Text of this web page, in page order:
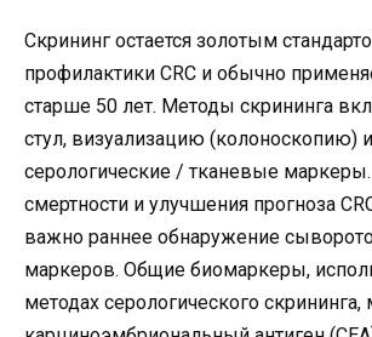
Скрининг остается золотым
профилактики CRC и обычно
старше 50 лет. Методы скрининга
стул, визуализацию (колоноскопию) и
серологические / тканевые
смертности и улучшения прогноза
важно раннее обнаружение
маркеров. Общие биомаркеры,
методах серологического